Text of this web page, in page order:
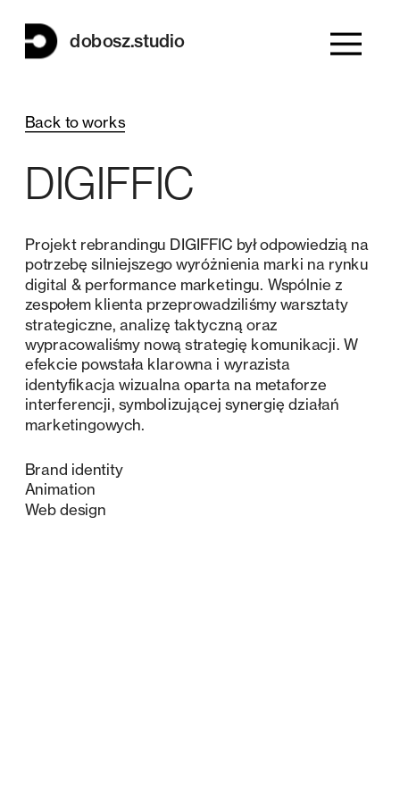
Back to works
DIGIFFIC
Projekt rebrandingu DIGIFFIC był odpowiedzią na
potrzebę silniejszego wyróżnienia marki na rynku
digital & performance marketingu. Wspólnie z
zespołem klienta przeprowadziliśmy warsztaty
strategiczne, analizę taktyczną oraz
wypracowaliśmy nową strategię komunikacji. W
efekcie powstała klarowna i wyrazista
identyfikacja wizualna oparta na metaforze
interferencji, symbolizującej synergię działań
marketingowych.
Brand identity
Animation
Web design
dobosz.studio